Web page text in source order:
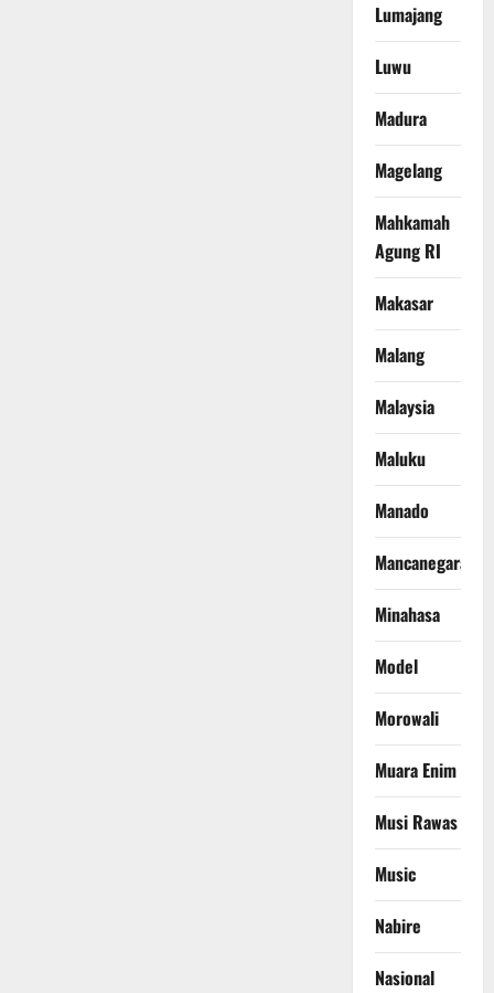
Lumajang
Luwu
Madura
Magelang
Mahkamah
Agung RI
Makasar
Malang
Malaysia
Maluku
Manado
Mancanegara
Minahasa
Model
Morowali
Muara Enim
Musi Rawas
Music
Nabire
Nasional